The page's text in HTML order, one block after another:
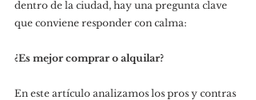
dentro de la ciudad, hay una pregunta clave
que conviene responder con calma:
¿Es mejor comprar o alquilar?
En este artículo analizamos los pros y contras